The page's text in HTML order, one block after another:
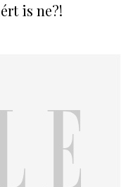
is ne?!